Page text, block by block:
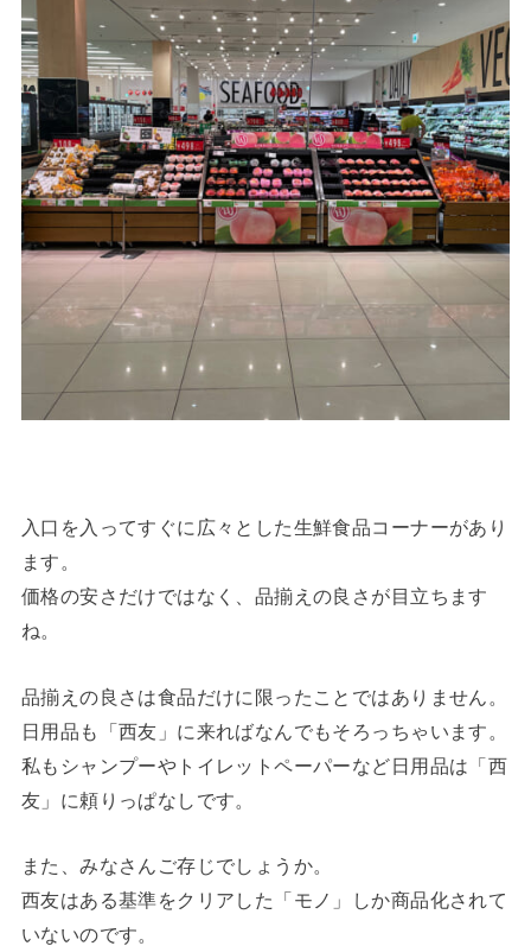
入口を入ってすぐに広々とした生鮮食品コーナーがあり
ます。
価格の安さだけではなく、品揃えの良さが目立ちます
ね。
品揃えの良さは食品だけに限ったことではありません。
日用品も「西友」に来ればなんでもそろっちゃいます。
私もシャンプーやトイレットペーパーなど日用品は「西
友」に頼りっぱなしです。
また、みなさんご存じでしょうか。
西友はある基準をクリアした「モノ」しか商品化されて
いないのです。